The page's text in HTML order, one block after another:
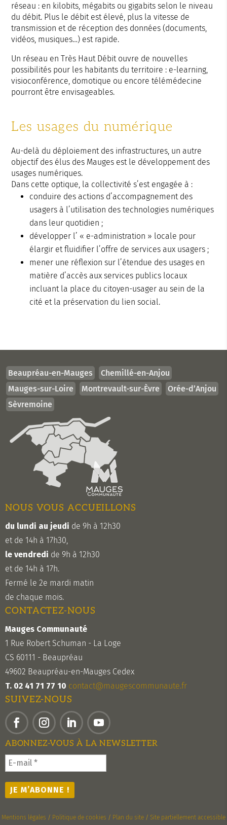
réseau : en kilobits, mégabits ou gigabits selon le niveau
du débit. Plus le débit est élevé, plus la vitesse de
transmission et de réception des données (documents,
vidéos, musiques…) est rapide.
Un réseau en Très Haut Débit ouvre de nouvelles
possibilités pour les habitants du territoire : e-learning,
visioconférence, domotique ou encore télémédecine
pourront être envisageables.
Les usages du numérique
Au-delà du déploiement des infrastructures, un autre
objectif des élus des Mauges est le développement des
usages numériques.
Dans cette optique, la collectivité s’est engagée à :
conduire des actions d’accompagnement des
usagers à l’utilisation des technologies numériques
dans leur quotidien ;
développer l’ « e-administration » locale pour
élargir et fluidifier l’offre de services aux usagers ;
mener une réflexion sur l’étendue des usages en
matière d’accès aux services publics locaux
incluant la place du citoyen-usager au sein de la
cité et la préservation du lien social.
Beaupréau-en-Mauges
Chemillé-en-Anjou
Mauges-sur-Loire
Montrevault-sur-Èvre
Orée-d’Anjou
Sèvremoine
NOUS VOUS ACCUEILLONS
du lundi au jeudi de 9h à 12h30
et de 14h à 17h30,
le vendredi de 9h à 12h30
et de 14h à 17h.
Fermé le 2e mardi matin
de chaque mois.
CONTACTEZ-NOUS
Mauges Communauté
1 Rue Robert Schuman - La Loge
CS 60111 - Beaupréau
49602 Beaupréau-en-Mauges Cedex
T. 02 41 71 77 10 contact@maugescommunaute.fr
SUIVEZ-NOUS
FacebookInstagramLinkedInYouTube
ABONNEZ-VOUS À LA NEWSLETTER
Mentions légales / Politique de cookies / Plan du site / Site partiellement accessible